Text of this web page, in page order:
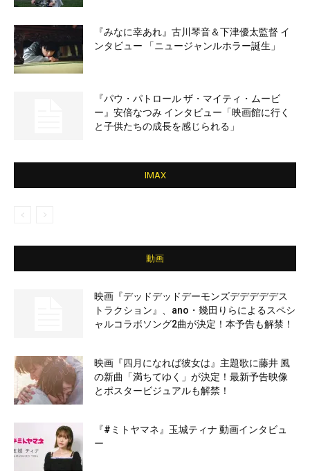
『みなに幸あれ』古川琴音＆下津優太監督 イ
ンタビュー 「ニュージャンルホラー誕生」
『パウ・パトロール ザ・マイティ・ムービ
ー』安倍なつみ インタビュー「映画館に行く
と子供たちの成長を感じられる」
IMAX
動画
映画『デッドデッドデーモンズデデデデデス
トラクション』、ano・幾田りらによるスペシ
ャルコラボソング2曲が決定！本予告も解禁！
映画『四月になれば彼女は』主題歌に藤井 風
の新曲「満ちてゆく」が決定！最新予告映像
とポスタービジュアルも解禁！
『#ミトヤマネ』玉城ティナ 動画インタビュ
ー